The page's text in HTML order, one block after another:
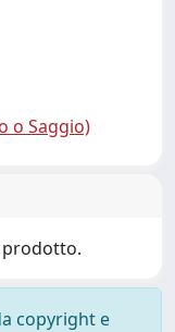
o Saggio)
prodotto.
copyright e